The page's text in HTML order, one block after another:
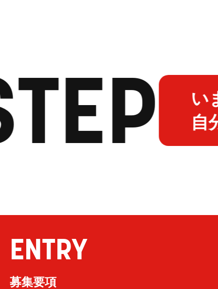
い
自
ENTRY
募集要項